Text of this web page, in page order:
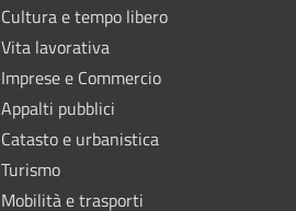
Cultura e tempo libero
Vita lavorativa
Imprese e Commercio
Appalti pubblici
Catasto e urbanistica
Turismo
Mobilità e trasporti